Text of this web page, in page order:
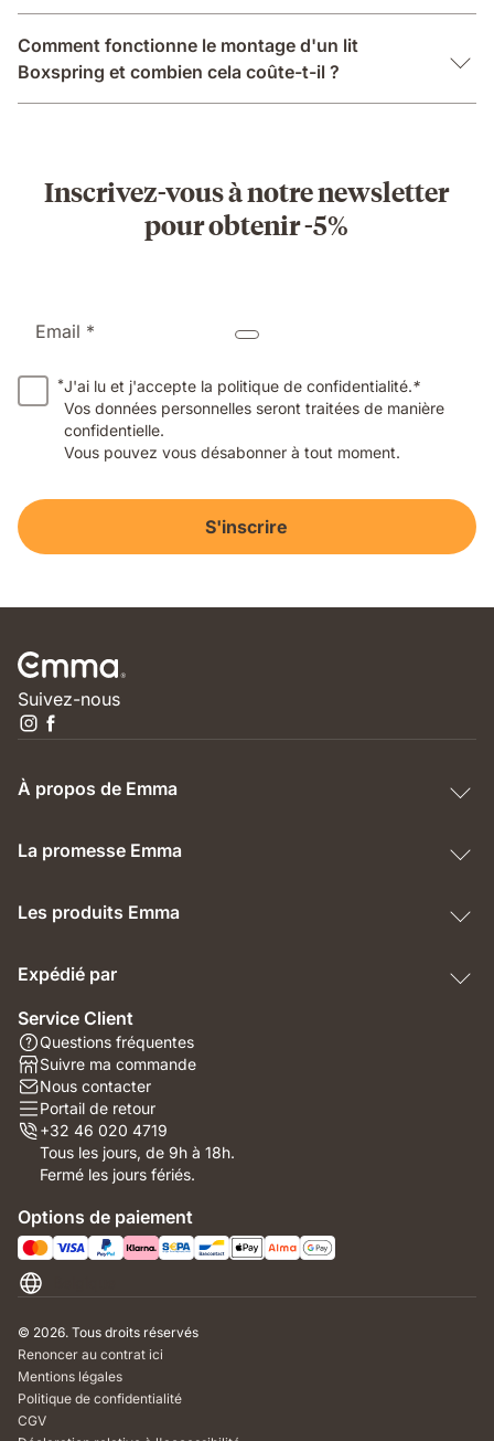
Comment fonctionne le montage d'un lit
Boxspring et combien cela coûte-t-il ?
Inscrivez-vous à notre newsletter
pour obtenir -5%
Email *
*J'ai lu et j'accepte la politique de confidentialité.*
Vos données personnelles seront traitées de manière
confidentielle.
Vous pouvez vous désabonner à tout moment.
S'inscrire
Suivez-nous
À propos de Emma
La promesse Emma
Les produits Emma
Expédié par
Service Client
Questions fréquentes
Suivre ma commande
Nous contacter
Portail de retour
+32 46 020 4719
Tous les jours, de 9h à 18h.
Fermé les jours fériés.
Options de paiement
© 2026. Tous droits réservés
Renoncer au contrat ici
Mentions légales
Politique de confidentialité
CGV